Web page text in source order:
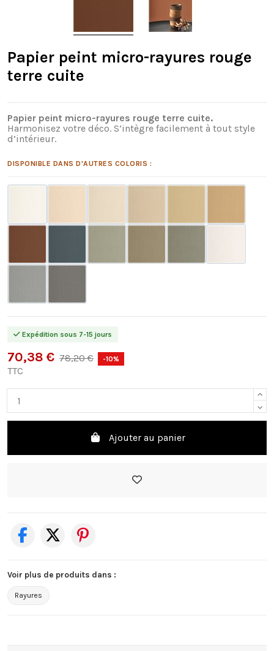
Papier peint micro-rayures rouge
terre cuite
Papier peint micro-rayures rouge terre cuite.
Harmonisez votre déco. S’intègre facilement à tout style
d’intérieur.
DISPONIBLE DANS D'AUTRES COLORIS :
Expédition sous 7-15 jours
70,38 € 78,20 € -10%
TTC
Ajouter au panier
Voir plus de produits dans :
Rayures